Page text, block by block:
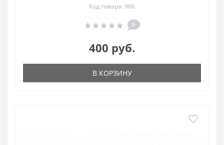
Код товара: 966
0
400 руб.
В КОРЗИНУ